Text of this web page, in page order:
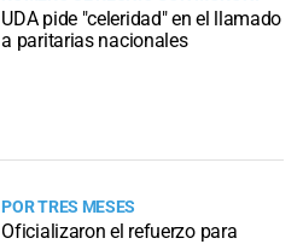
UDA pide "celeridad" en el llamado
a paritarias nacionales
POR TRES MESES
Oficializaron el refuerzo para